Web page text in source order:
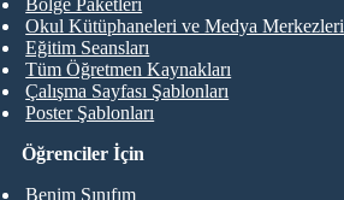
Öğrenciler İçin
Benim Sınıfım
Okul Kütüphaneleri ve Medya Merkezleri
Eğitim Seansları
Tüm Öğretmen Kaynakları
Çalışma Sayfası Şablonları
Poster Şablonları